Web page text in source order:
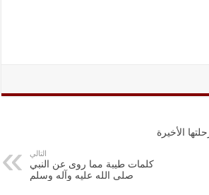
الأخيرة
التالي
كلمات طيبة مما روى عن النبي
صلى الله عليه وآله وسلم